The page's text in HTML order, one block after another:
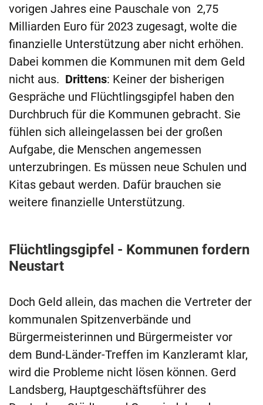
vorigen Jahres eine Pauschale von 2,75
Milliarden Euro für 2023 zugesagt, wolte die
finanzielle Unterstützung aber nicht erhöhen.
Dabei kommen die Kommunen mit dem Geld
nicht aus. Drittens: Keiner der bisherigen
Gespräche und Flüchtlingsgipfel haben den
Durchbruch für die Kommunen gebracht. Sie
fühlen sich alleingelassen bei der großen
Aufgabe, die Menschen angemessen
unterzubringen. Es müssen neue Schulen und
Kitas gebaut werden. Dafür brauchen sie
weitere finanzielle Unterstützung.
Flüchtlingsgipfel - Kommunen fordern
Neustart
Doch Geld allein, das machen die Vertreter der
kommunalen Spitzenverbände und
Bürgermeisterinnen und Bürgermeister vor
dem Bund-Länder-Treffen im Kanzleramt klar,
wird die Probleme nicht lösen können. Gerd
Landsberg, Hauptgeschäftsführer des